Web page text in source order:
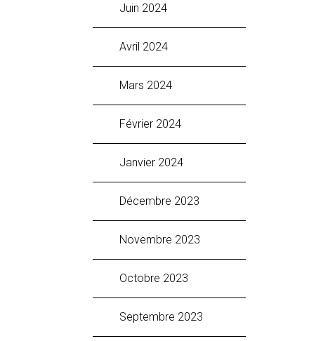
juin 2024
avril 2024
mars 2024
février 2024
janvier 2024
décembre 2023
novembre 2023
octobre 2023
septembre 2023